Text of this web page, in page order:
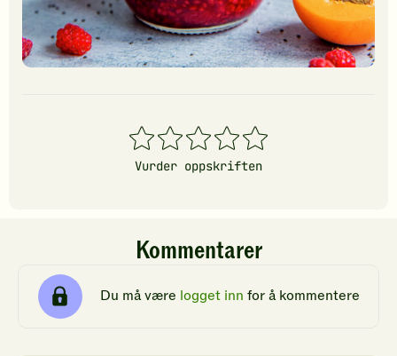
1
stjerner
2
stjerner
3
stjerner
4
stjerner
5
stjerner
Vurder oppskriften
Kommentarer
Du må være logget inn for å kommentere